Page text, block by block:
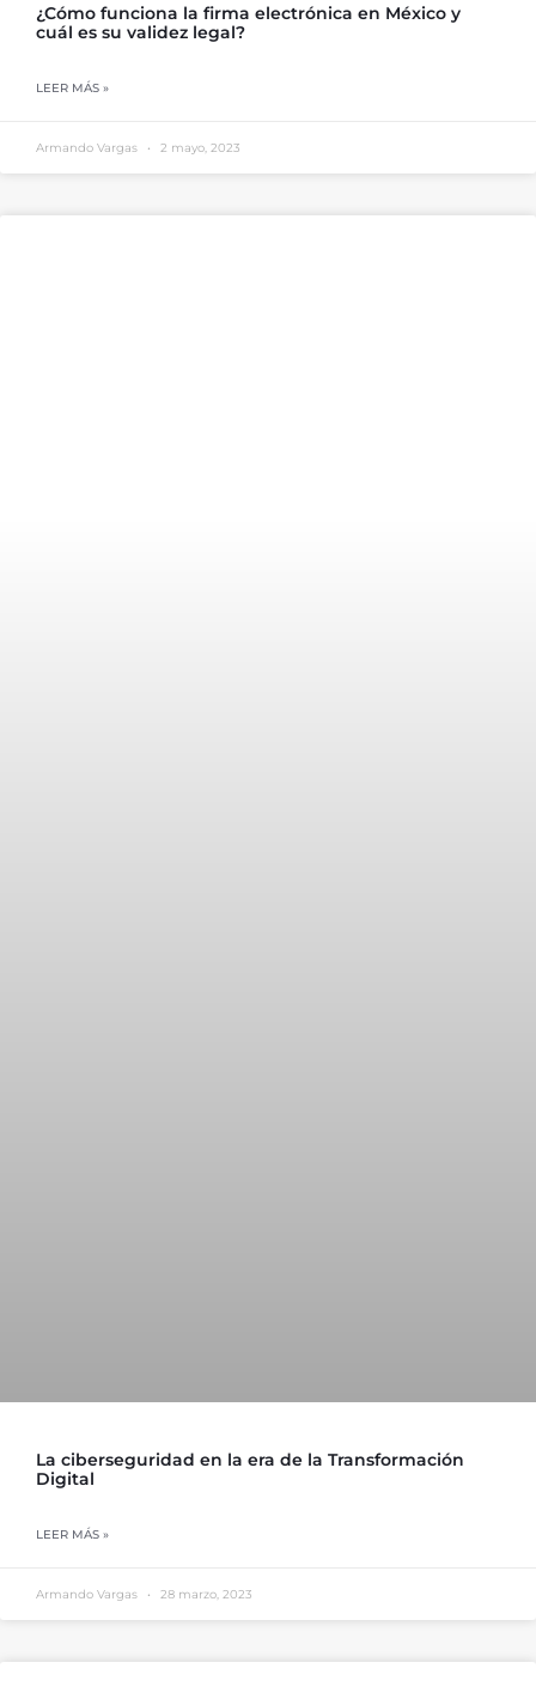
¿Cómo funciona la firma electrónica en México y
cuál es su validez legal?
LEER MÁS »
Armando Vargas 2 mayo, 2023
La ciberseguridad en la era de la Transformación
Digital
LEER MÁS »
Armando Vargas 28 marzo, 2023